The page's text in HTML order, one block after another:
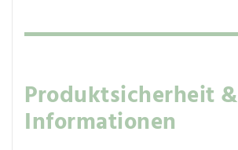
Produktsicherheit &
Informationen